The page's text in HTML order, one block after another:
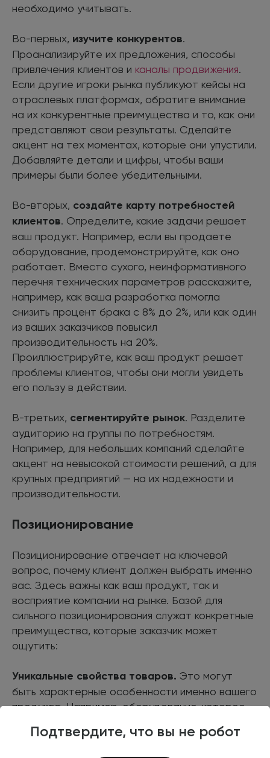
Подтвердите, что вы не робот
необходимо учитывать.
Во-первых, изучите конкурентов.
Проанализируйте их предложения, способы
привлечения клиентов и каналы продвижения.
Если другие игроки рынка публикуют кейсы на
отраслевых платформах, обратите внимание
на их конкурентные преимущества и то, как они
представляют свои результаты. Сделайте
акцент на тех моментах, которые они упустили.
Добавляйте детали и цифры, чтобы ваши
примеры были более убедительными.
Во-вторых, создайте карту потребностей
клиентов. Определите, какие задачи решает
ваш продукт. Например, если вы продаете
оборудование, продемонстрируйте, как оно
работает. Вместо сухого, неинформативного
перечня технических параметров расскажите,
например, как ваша разработка помогла
снизить процент брака с 8% до 2%, или как один
из ваших заказчиков повысил
производительность на 20%.
Проиллюстрируйте, как ваш продукт решает
проблемы клиентов, чтобы они могли увидеть
его пользу в действии.
В-третьих, сегментируйте рынок. Разделите
аудиторию на группы по потребностям.
Например, для небольших компаний сделайте
акцент на невысокой стоимости решений, а для
крупных предприятий — на их надежности и
производительности.
Позиционирование
Позиционирование отвечает на ключевой
вопрос, почему клиент должен выбрать именно
вас. Здесь важны как ваш продукт, так и
восприятие компании на рынке. Базой для
сильного позиционирования служат конкретные
преимущества, которые заказчик может
ощутить:
Уникальные свойства товаров. Это могут
быть характерные особенности именно вашего
продукта. Например, оборудование, которое
производства.